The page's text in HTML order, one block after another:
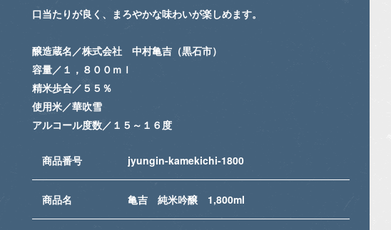
口当たりが良く、まろやかな味わいが楽しめます。
醸造蔵名／株式会社 中村亀吉（黒石市）
容量／１，８００ｍｌ
精米歩合／５５％
使用米／華吹雪
アルコール度数／１５～１６度
商品番号 jyungin-kamekichi-1800
商品名 亀吉 純米吟醸 1,800ml